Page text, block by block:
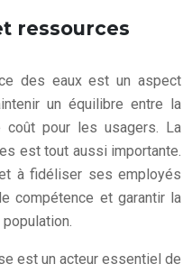
ressources
des eaux est un aspect
un équilibre entre la
pour les usagers. La
est tout aussi importante.
à fidéliser ses employés
compétence et garantir la
est un acteur essentiel de